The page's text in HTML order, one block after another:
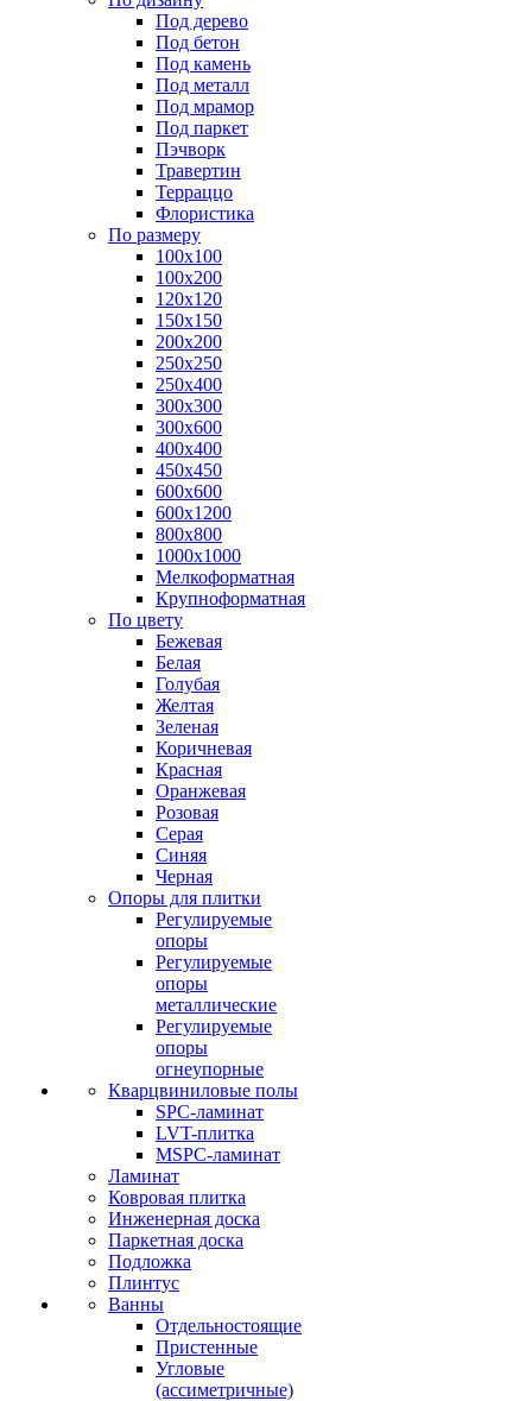
Под дерево
Под бетон
Под камень
Под металл
Под мрамор
Под паркет
Пэчворк
Травертин
Терраццо
Флористика
По размеру
100х100
100х200
120х120
150х150
200х200
250х250
250х400
300х300
300х600
400х400
450х450
600х600
600х1200
800х800
1000х1000
Мелкоформатная
Крупноформатная
По цвету
Бежевая
Белая
Голубая
Желтая
Зеленая
Коричневая
Красная
Оранжевая
Розовая
Серая
Синяя
Черная
Опоры для плитки
Регулируемые
опоры
Регулируемые
опоры
металлические
Регулируемые
опоры
огнеупорные
Кварцвиниловые полы
SPC-ламинат
LVT-плитка
MSPC-ламинат
Ламинат
Ковровая плитка
Инженерная доска
Паркетная доска
Подложка
Плинтус
Ванны
Отдельностоящие
Пристенные
Угловые
(ассиметричные)